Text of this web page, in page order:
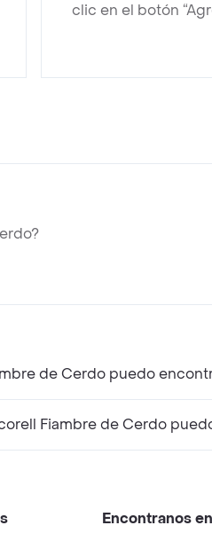
clic en el botón
de Cerdo puedo
Fiambre de Cerdo
Encontranos